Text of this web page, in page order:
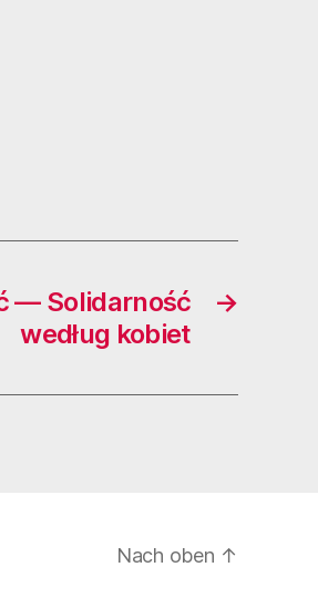
→
— Solidarność
według kobiet
Nach oben ↑